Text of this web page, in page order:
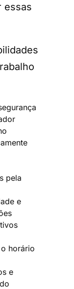
essas
pela
e
horário
e